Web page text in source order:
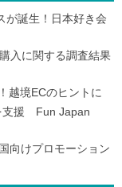
が誕生！日本好き会
入に関する調査結果
越境ECのヒントに
支援 Fun Japan
向けプロモーション